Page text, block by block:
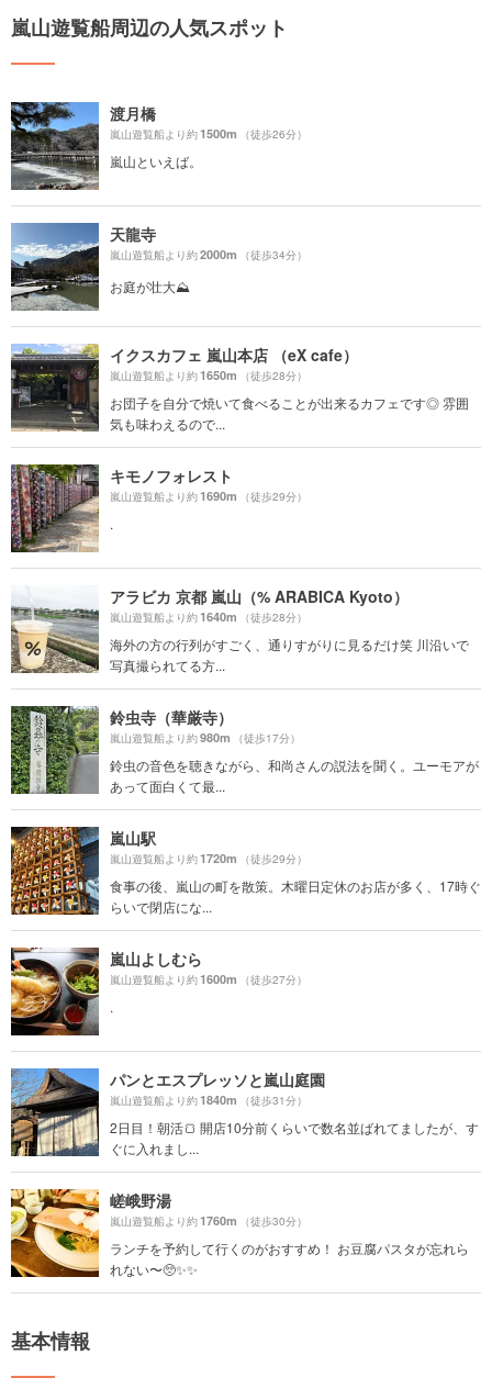
嵐山遊覧船周辺の人気スポット
渡月橋
嵐山遊覧船より約1500m （徒歩26分）
嵐山といえば。
天龍寺
嵐山遊覧船より約2000m （徒歩34分）
お庭が壮大⛰️
イクスカフェ 嵐山本店 （eX cafe）
嵐山遊覧船より約1650m （徒歩28分）
お団子を自分で焼いて食べることが出来るカフェです◎ 雰囲
気も味わえるので...
キモノフォレスト
嵐山遊覧船より約1690m （徒歩29分）
.
アラビカ 京都 嵐山（% ARABICA Kyoto）
嵐山遊覧船より約1640m （徒歩28分）
海外の方の行列がすごく、通りすがりに見るだけ笑 川沿いで
写真撮られてる方...
鈴虫寺（華厳寺）
嵐山遊覧船より約980m （徒歩17分）
鈴虫の音色を聴きながら、和尚さんの説法を聞く。ユーモアが
あって面白くて最...
嵐山駅
嵐山遊覧船より約1720m （徒歩29分）
食事の後、嵐山の町を散策。木曜日定休のお店が多く、17時ぐ
らいで閉店にな...
嵐山よしむら
嵐山遊覧船より約1600m （徒歩27分）
.
パンとエスプレッソと嵐山庭園
嵐山遊覧船より約1840m （徒歩31分）
2日目！朝活🍞 開店10分前くらいで数名並ばれてましたが、す
ぐに入れまし...
嵯峨野湯
嵐山遊覧船より約1760m （徒歩30分）
ランチを予約して行くのがおすすめ！ お豆腐パスタが忘れら
れない〜🥺✨✨
基本情報